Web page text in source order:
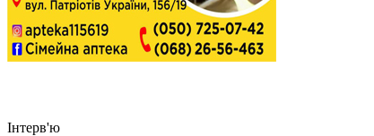
Інтерв'ю